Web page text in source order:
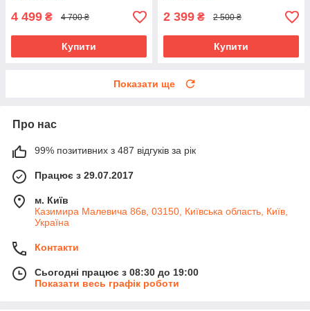
4 499 ₴ 4 700 ₴
Купити
2 399 ₴ 2 500 ₴
Купити
Показати ще
Про нас
99% позитивних з 487 відгуків за рік
Працює з 29.07.2017
м. Київ
Казимира Малевича 86в, 03150, Київська область, Київ,
Україна
Контакти
Сьогодні працює з 08:30 до 19:00
Показати весь графік роботи